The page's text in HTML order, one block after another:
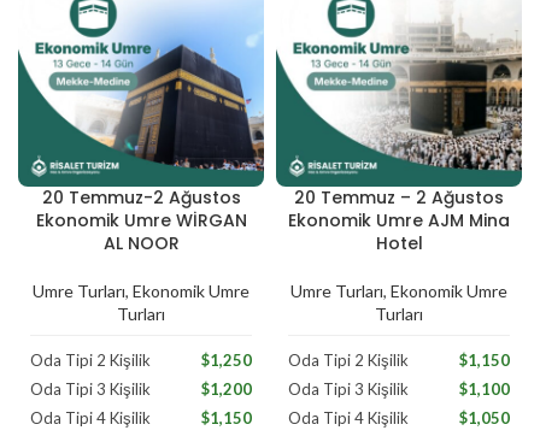
Temmuz
20 Temmuz-2 Ağustos
Ekonomik Umre WİRGAN
AL NOOR
Umre Turları, Ekonomik Umre
Turları
Oda Tipi 2 Kişilik
$1,250
Oda Tipi 3 Kişilik
$1,200
Oda Tipi 4 Kişilik
$1,150
Temmuz
20 Temmuz – 2 Ağustos
Ekonomik Umre AJM Mina
Hotel
Umre Turları, Ekonomik Umre
Turları
Oda Tipi 2 Kişilik
$1,150
Oda Tipi 3 Kişilik
$1,100
Oda Tipi 4 Kişilik
$1,050